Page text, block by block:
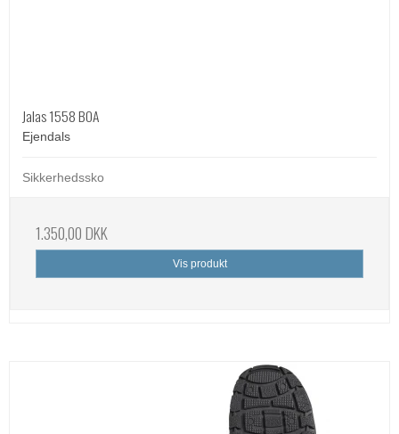
Jalas 1558 BOA
Ejendals
Sikkerhedssko
1.350,00 DKK
Vis produkt